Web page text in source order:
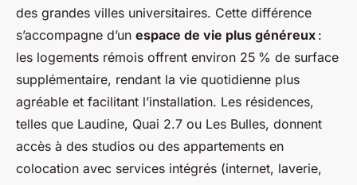
des grandes villes universitaires. Cette différence
s’accompagne d’un espace de vie plus généreux :
les logements rémois offrent environ 25 % de surface
supplémentaire, rendant la vie quotidienne plus
agréable et facilitant l’installation. Les résidences,
telles que Laudine, Quai 2.7 ou Les Bulles, donnent
accès à des studios ou des appartements en
colocation avec services intégrés (internet, laverie,